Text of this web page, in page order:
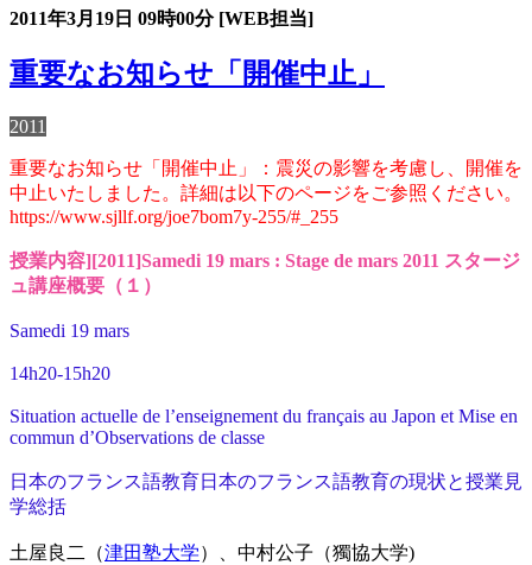
2011年3月19日 09時00分 [WEB担当]
重要なお知らせ「開催中止」
2011
重要なお知らせ「開催中止」：震災の影響を考慮し、開催を
中止いたしました。詳細は以下のページをご参照ください。
https://www.sjllf.org/joe7bom7y-255/#_255
授業内容][2011]Samedi 19 mars : Stage de mars 2011 スタージ
ュ講座概要（１）
Samedi 19 mars
14h20-15h20
Situation actuelle de l’enseignement du français au Japon et Mise en
commun d’Observations de classe
日本のフランス語教育日本のフランス語教育の現状と授業見
学総括
土屋良二（津田塾大学）、中村公子（獨協大学)